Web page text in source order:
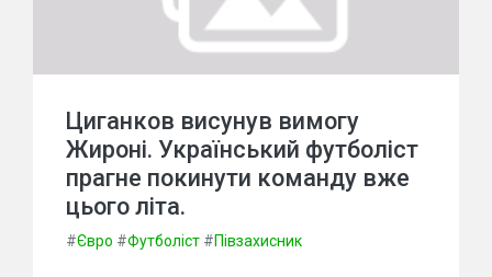
Циганков висунув вимогу
Жироні. Український футболіст
прагне покинути команду вже
цього літа.
#Євро #Футболіст #Півзахисник